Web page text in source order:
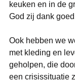
keuken en in de
God zij dank
Ook hebben we
met kleding en
geholpen, die
een crisissituatie